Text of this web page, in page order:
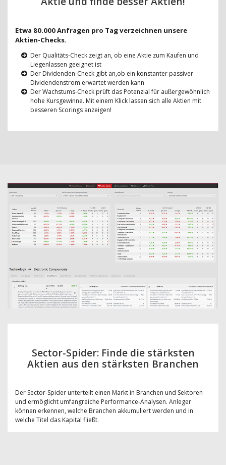
Etwa 80.000 Anfragen pro Tag verzeichnen unsere
Aktien-Checks.
Der Qualitäts-Check zeigt an, ob eine Aktie zum Kaufen und
Liegenlassen geeignet ist
Der Dividenden-Check gibt an,ob ein konstanter passiver
Dividendenstrom erwartet werden kann
Der Wachstums-Check prüft das Potenzial für außergewöhnlich
hohe Kursgewinne. Mit einem Klick lassen sich alle Aktien mit
besseren Scorings anzeigen!
Sector-Spider: Finde die stärksten
Aktien aus den stärksten Branchen
Der Sector-Spider unterteilt einen Markt in Branchen und Sektoren
und ermöglicht umfangreiche Performance-Analysen. Anleger
können erkennen, welche Branchen akkumuliert werden und in
welche Titel das Kapital fließt.